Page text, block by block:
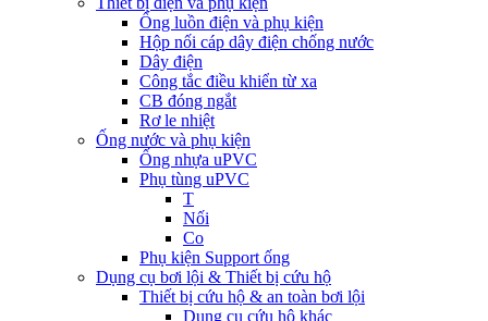
Ống luồn điện và phụ kiện
Hộp nối cáp dây điện chống nước
Dây điện
Công tắc điều khiển từ xa
CB đóng ngắt
Rơ le nhiệt
Ống nước và phụ kiện
Ống nhựa uPVC
Phụ tùng uPVC
T
Nối
Co
Phụ kiện Support ống
Dụng cụ bơi lội & Thiết bị cứu hộ
Thiết bị cứu hộ & an toàn bơi lội
Dụng cụ cứu hộ khác